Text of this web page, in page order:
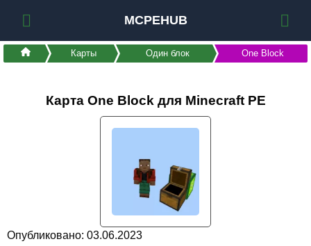
MCPEHUB
Карты Один блок One Block
Карта One Block для Minecraft PE
Опубликовано: 03.06.2023